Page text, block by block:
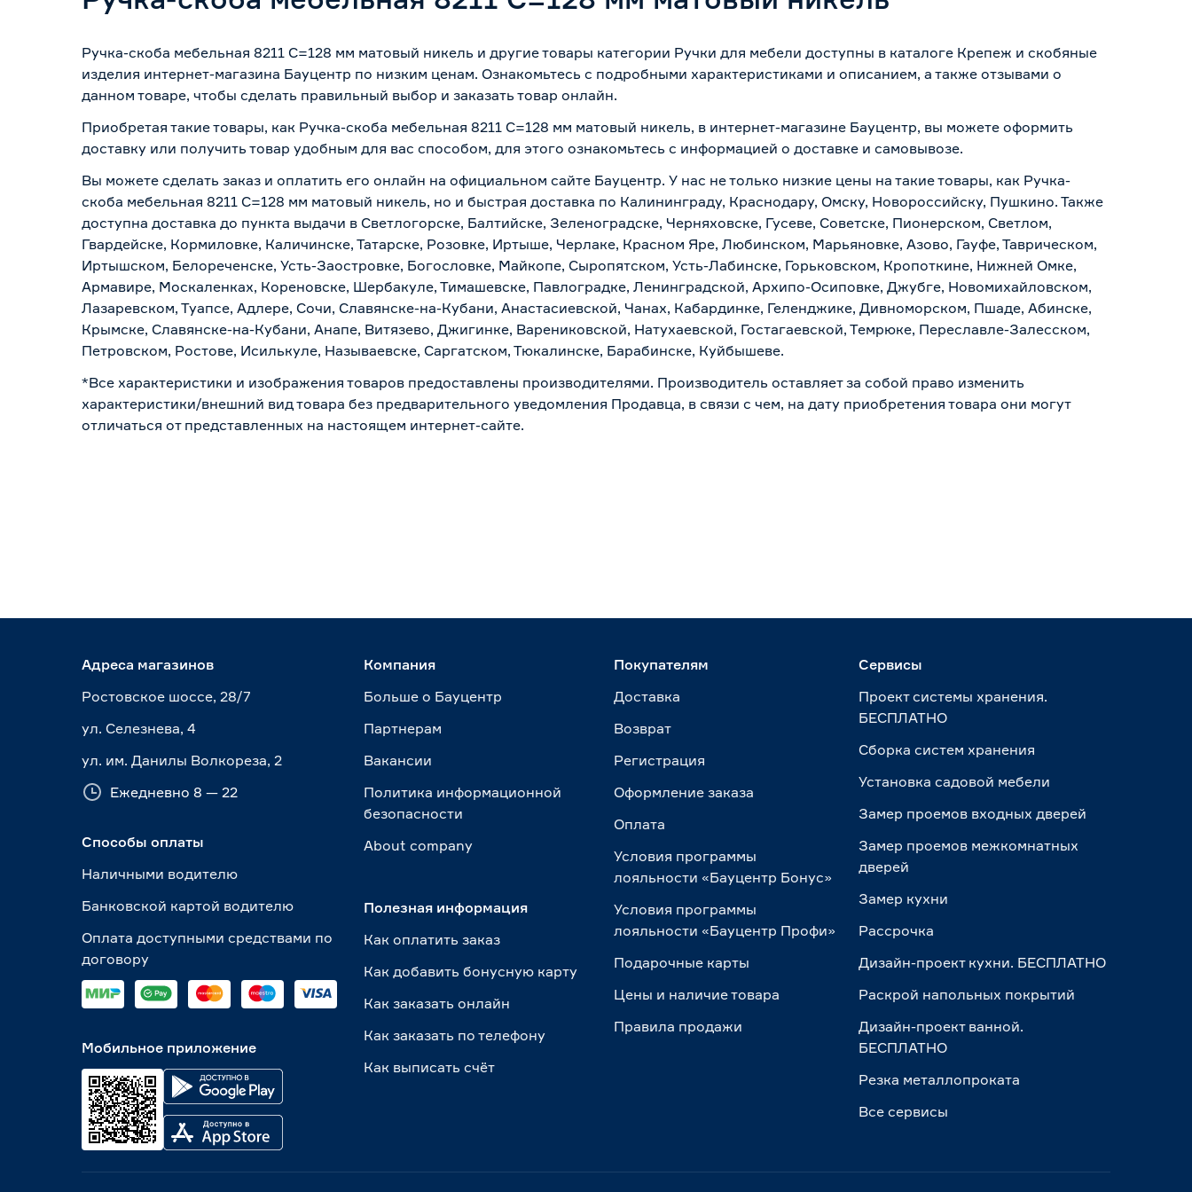
Ручка-скоба мебельная 8211 C=128 мм матовый никель и другие товары категории Ручки для мебели доступны в каталоге Крепеж и скобяные
изделия интернет-магазина Бауцентр по низким ценам. Ознакомьтесь с подробными характеристиками и описанием, а также отзывами о
данном товаре, чтобы сделать правильный выбор и заказать товар онлайн.
Приобретая такие товары, как Ручка-скоба мебельная 8211 C=128 мм матовый никель, в интернет-магазине Бауцентр, вы можете оформить
доставку или получить товар удобным для вас способом, для этого ознакомьтесь с информацией о доставке и самовывозе.
Вы можете сделать заказ и оплатить его онлайн на официальном сайте Бауцентр. У нас не только низкие цены на такие товары, как Ручка-
скоба мебельная 8211 C=128 мм матовый никель, но и быстрая доставка по Калининграду, Краснодару, Омску, Новороссийску, Пушкино. Также
доступна доставка до пункта выдачи в Светлогорске, Балтийске, Зеленоградске, Черняховске, Гусеве, Советске, Пионерском, Светлом,
Гвардейске, Кормиловке, Каличинске, Татарске, Розовке, Иртыше, Черлаке, Красном Яре, Любинском, Марьяновке, Азово, Гауфе, Таврическом,
Иртышском, Белореченске, Усть-Заостровке, Богословке, Майкопе, Сыропятском, Усть-Лабинске, Горьковском, Кропоткине, Нижней Омке,
Армавире, Москаленках, Кореновске, Шербакуле, Тимашевске, Павлоградке, Ленинградской, Архипо-Осиповке, Джубге, Новомихайловском,
Лазаревском, Туапсе, Адлере, Сочи, Славянске-на-Кубани, Анастасиевской, Чанах, Кабардинке, Геленджике, Дивноморском, Пшаде, Абинске,
Крымске, Славянске-на-Кубани, Анапе, Витязево, Джигинке, Варениковской, Натухаевской, Гостагаевской, Темрюке, Переславле-Залесском,
Петровском, Ростове, Исилькуле, Называевске, Саргатском, Тюкалинске, Барабинске, Куйбышеве.
*Все характеристики и изображения товаров предоставлены производителями. Производитель оставляет за собой право изменить
характеристики/внешний вид товара без предварительного уведомления Продавца, в связи с чем, на дату приобретения товара они могут
отличаться от представленных на настоящем интернет-сайте.
Адреса магазинов
Ростовское шоссе, 28/7
ул. Селезнева, 4
ул. им. Данилы Волкореза, 2
Ежедневно 8 — 22
Способы оплаты
Наличными водителю
Банковской картой водителю
Оплата доступными средствами по
договору
Мобильное приложение
Компания
Больше о Бауцентр
Партнерам
Вакансии
Политика информационной
безопасности
About сompany
Полезная информация
Как оплатить заказ
Как добавить бонусную карту
Как заказать онлайн
Как заказать по телефону
Как выписать счёт
Покупателям
Доставка
Возврат
Регистрация
Оформление заказа
Оплата
Условия программы
лояльности «Бауцентр Бонус»
Условия программы
лояльности «Бауцентр Профи»
Подарочные карты
Цены и наличие товара
Правила продажи
Сервисы
Проект системы хранения.
БЕСПЛАТНО
Сборка систем хранения
Установка садовой мебели
Замер проемов входных дверей
Замер проемов межкомнатных
дверей
Замер кухни
Рассрочка
Дизайн-проект кухни. БЕСПЛАТНО
Раскрой напольных покрытий
Дизайн-проект ванной.
БЕСПЛАТНО
Резка металлопроката
Все сервисы